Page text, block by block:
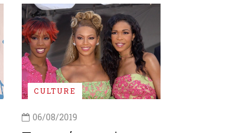
CULTURE
06/08/2019